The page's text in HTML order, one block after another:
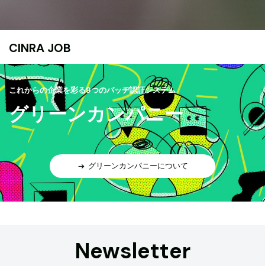
CINRA JOB
これからの企業を彩る9つのバッヂ認証システム
グリーンカンパニー
グリーンカンパニーについて
Newsletter